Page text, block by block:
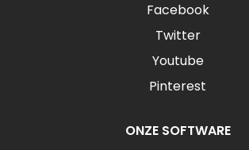
Facebook
Twitter
Youtube
Pinterest
ONZE SOFTWARE